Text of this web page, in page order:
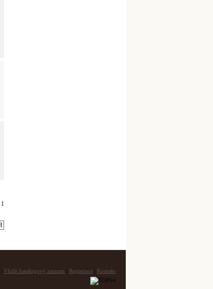
1
Vložit katalogový záznam Registrace Kontakt